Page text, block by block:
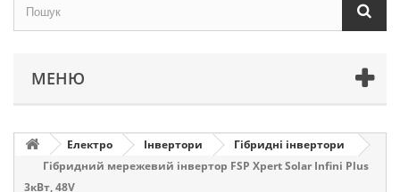
МЕНЮ
Електро Інвертори
Гібридні інвертори
Гібридний мережевий інвертор FSP Xpert Solar Infini Plus
3кВт, 48V